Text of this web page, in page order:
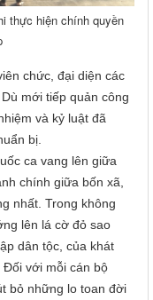
thực hiện chính quyền
chức, đại diện các
mới tiếp quản công
và kỷ luật đã
bị.
ca vang lên giữa
chính giữa bốn xã,
nhất. Trong không
lên lá cờ đỏ sao
dân tộc, của khát
Đối với mỗi cán bộ
bỏ những lo toan đời